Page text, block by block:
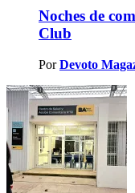
Noches de
Club
Por Devoto